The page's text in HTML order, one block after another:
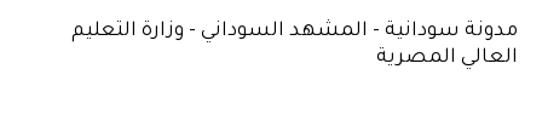
مدونة سودانية - المشهد السوداني - وزارة التعليم
العالي المصرية